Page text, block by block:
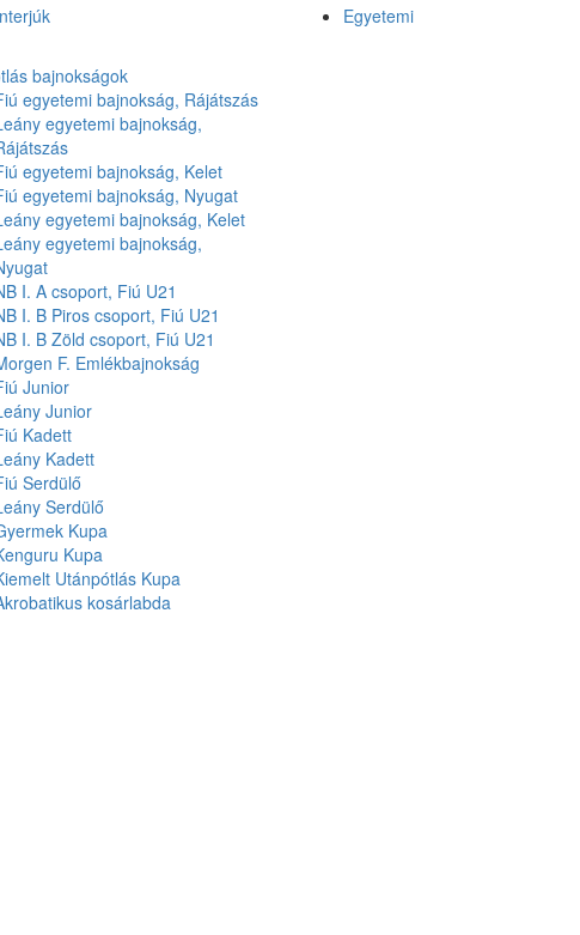
Egyetemi
bajnokságok
egyetemi bajnokság, Rájátszás
egyetemi bajnokság,
egyetemi bajnokság, Kelet
egyetemi bajnokság, Nyugat
egyetemi bajnokság, Kelet
egyetemi bajnokság,
I. A csoport, Fiú U21
I. B Piros csoport, Fiú U21
I. B Zöld csoport, Fiú U21
F. Emlékbajnokság
Junior
Junior
Kadett
Kadett
Serdülő
Serdülő
Kupa
Kupa
Utánpótlás Kupa
kosárlabda